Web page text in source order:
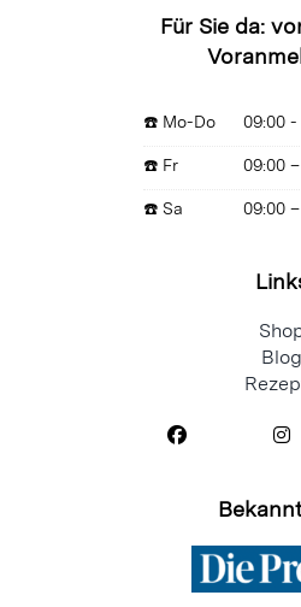
Für Sie da:
☎️ Mo-Do 09:00 -
☎️ Fr 09:00
☎️ Sa 09:00
Blog